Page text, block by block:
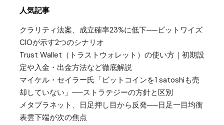
人気記事
クラリティ法案、成立確率23%に低下──ビットワイズ
CIOが示す2つのシナリオ
Trust Wallet（トラストウォレット）の使い方｜初期設
定や入金・出金方法など徹底解説
マイケル・セイラー氏「ビットコインを1 satoshiも売
却していない」──ストラテジーの方針と区別
メタプラネット、日足押し目から反発──日足一目均衡
表雲下端が次の焦点